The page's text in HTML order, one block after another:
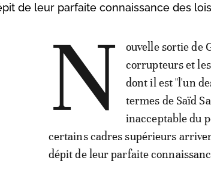
de leur parfaite connaissance des
N
ouvelle sortie de
corrupteurs et
dont il est "l'un
termes de Saïd
inacceptable du
certains cadres supérieurs
dépit de leur parfaite